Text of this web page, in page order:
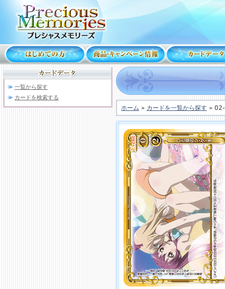
一覧から探す
カードを検索する
ホーム » カードを一覧から探す »